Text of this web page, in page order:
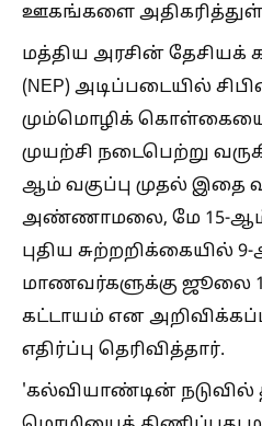
ஊகங்களை
மத்திய அரசின்
(NEP) அடிப்படையில்
மும்மொழிக் கொள்கையை
முயற்சி நடைபெற்று
ஆம் வகுப்பு முதல் இதை
அண்ணாமலை, மே 15-ஆம்
புதிய சுற்றறிக்கையில்
மாணவர்களுக்கு ஜூலை
கட்டாயம் என
எதிர்ப்பு தெரிவித்தார்.
'கல்வியாண்டின் நடுவில்